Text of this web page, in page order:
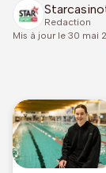
Redaction
Mis à jour le 30 mai